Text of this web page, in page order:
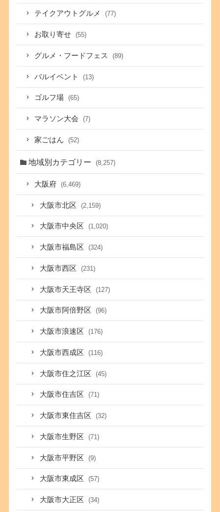
テイクアウトグルメ (77)
お取り寄せ (55)
グルメ・フードフェス (89)
バルイベント (13)
ゴルフ場 (65)
マラソン大会 (7)
家ごはん (52)
地域別カテゴリー (8,257)
大阪府 (6,469)
大阪市北区 (2,159)
大阪市中央区 (1,020)
大阪市福島区 (324)
大阪市西区 (231)
大阪市天王寺区 (127)
大阪市阿倍野区 (96)
大阪市浪速区 (176)
大阪市西成区 (116)
大阪市住之江区 (45)
大阪市住吉区 (71)
大阪市東住吉区 (32)
大阪市生野区 (71)
大阪市平野区 (9)
大阪市東成区 (57)
大阪市大正区 (34)